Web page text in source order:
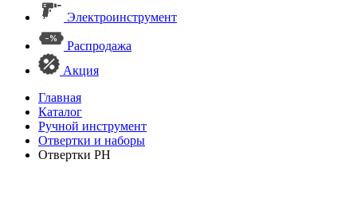
Электроинструмент
Распродажа
Акция
Главная
Каталог
Ручной инструмент
Отвертки и наборы
Отвертки PH